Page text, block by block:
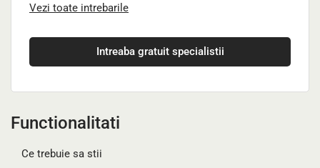
Vezi toate intrebarile
Intreaba gratuit specialistii
Functionalitati
Ce trebuie sa stii